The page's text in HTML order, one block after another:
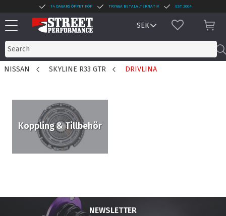
Menu
14 DAGARS ÖPPET KÖP TRYGGA BETALALTERNATIV EST 2004
FAVORITES
NISSAN SKYLINE R33 GTR DRIVLINA
Koppling & Tillbehör
NEWSLETTER